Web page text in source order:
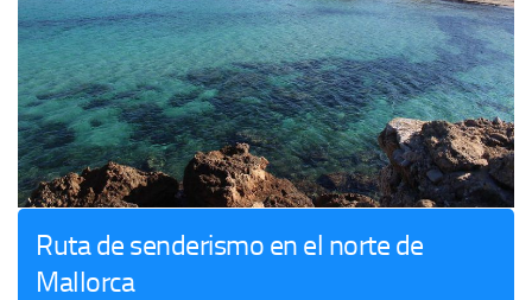
Ruta de senderismo en el norte de
Mallorca